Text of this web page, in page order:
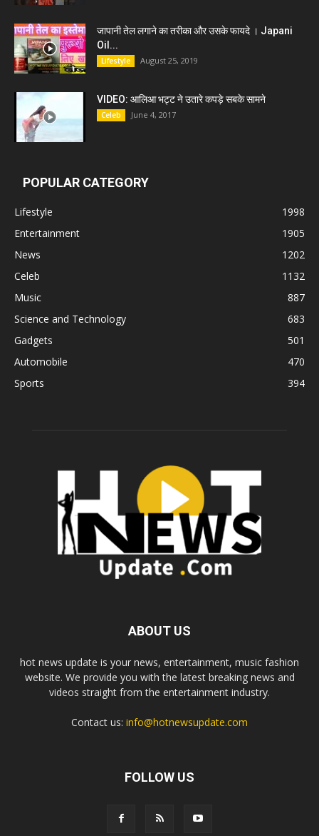
जापानी तेल लगाने का तरीका और उसके फायदे । Japani
Oil...
Lifestyle August 25, 2019
VIDEO: आलिआ भट्ट ने उतारे कपड़े सबके सामने
Celeb June 4, 2017
POPULAR CATEGORY
Lifestyle
1998
Entertainment
1905
News
1202
Celeb
1132
Music
887
Science and Technology
683
Gadgets
501
Automobile
470
Sports
394
ABOUT US
hot news update is your news, entertainment, music fashion
website. We provide you with the latest breaking news and
videos straight from the entertainment industry.
Contact us: info@hotnewsupdate.com
FOLLOW US